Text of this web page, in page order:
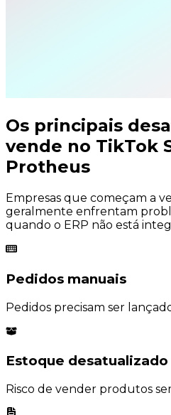
Os principais
vende no TikTok
Protheus
Empresas que começam a
geralmente enfrentam
quando o ERP não está
Pedidos manuais
Pedidos precisam ser
Estoque desatualizado
Risco de vender produtos